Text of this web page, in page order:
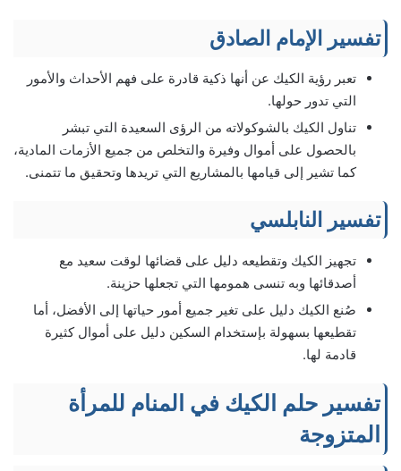
تفسير الإمام الصادق
تعبر رؤية الكيك عن أنها ذكية قادرة على فهم الأحداث والأمور
التي تدور حولها.
تناول الكيك بالشوكولاته من الرؤى السعيدة التي تبشر
بالحصول على أموال وفيرة والتخلص من جميع الأزمات المادية،
كما تشير إلى قيامها بالمشاريع التي تريدها وتحقيق ما تتمنى.
تفسير النابلسي
تجهيز الكيك وتقطيعه دليل على قضائها لوقت سعيد مع
أصدقائها وبه تنسى همومها التي تجعلها حزينة.
صُنع الكيك دليل على تغير جميع أمور حياتها إلى الأفضل، أما
تقطيعها بسهولة بإستخدام السكين دليل على أموال كثيرة
قادمة لها.
تفسير حلم الكيك في المنام للمرأة
المتزوجة